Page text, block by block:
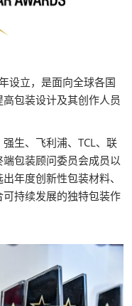
设立，是面向全球各国
包装设计及其创作人员
生、飞利浦、TCL、联
包装顾问委员会成员以
年度创新性包装材料、
持续发展的独特包装作